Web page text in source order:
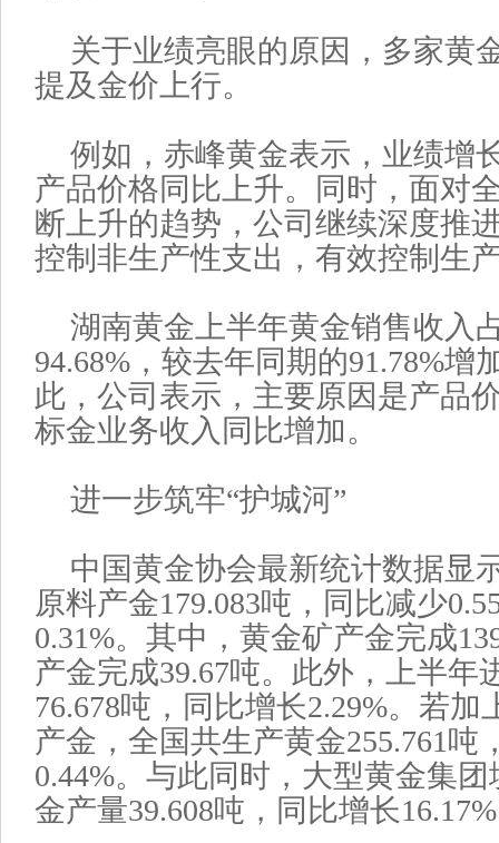
关于业绩亮眼的原因，多家黄
提及金价上行。
例如，赤峰黄金表示，业绩增
产品价格同比上升。同时，面对
断上升的趋势，公司继续深度推
控制非生产性支出，有效控制生
湖南黄金上半年黄金销售收入
94.68%，较去年同期的91.78%增
此，公司表示，主要原因是产品
标金业务收入同比增加。
进一步筑牢“护城河”
中国黄金协会最新统计数据显
原料产金179.083吨，同比减少
0.31%。其中，黄金矿产金完成
产金完成39.67吨。此外，上半年
76.678吨，同比增长2.29%。若
产金，全国共生产黄金255.761吨
0.44%。与此同时，大型黄金集
金产量39.608吨，同比增长